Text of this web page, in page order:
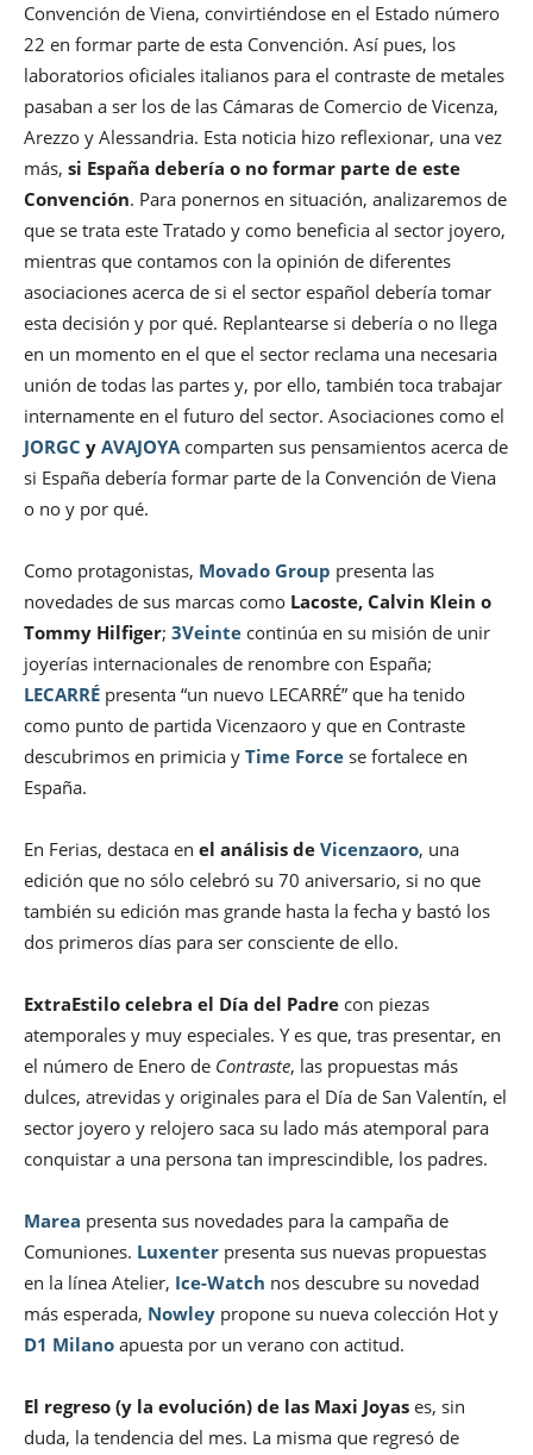
Convención de Viena, convirtiéndose en el Estado número
22 en formar parte de esta Convención. Así pues, los
laboratorios oficiales italianos para el contraste de metales
pasaban a ser los de las Cámaras de Comercio de Vicenza,
Arezzo y Alessandria. Esta noticia hizo reflexionar, una vez
más, si España debería o no formar parte de este
Convención. Para ponernos en situación, analizaremos de
que se trata este Tratado y como beneficia al sector joyero,
mientras que contamos con la opinión de diferentes
asociaciones acerca de si el sector español debería tomar
esta decisión y por qué. Replantearse si debería o no llega
en un momento en el que el sector reclama una necesaria
unión de todas las partes y, por ello, también toca trabajar
internamente en el futuro del sector. Asociaciones como el
JORGC y AVAJOYAcomparten sus pensamientos acerca de
si España debería formar parte de la Convención de Viena
o no y por qué.
Como protagonistas, Movado Group presenta las
novedades de sus marcas como Lacoste, Calvin Klein o
Tommy Hilfiger; 3Veinte continúa en su misión de unir
joyerías internacionales de renombre con España;
LECARRÉ presenta “un nuevo LECARRÉ” que ha tenido
como punto de partida Vicenzaoro y que en Contraste
descubrimos en primicia y Time Force se fortalece en
España.
En Ferias, destaca en el análisis de Vicenzaoro, una
edición que no sólo celebró su 70 aniversario, si no que
también su edición mas grande hasta la fecha y bastó los
dos primeros días para ser consciente de ello.
ExtraEstilo celebra el Día del Padre con piezas
atemporales y muy especiales. Y es que, tras presentar, en
el número de Enero de Contraste, las propuestas más
dulces, atrevidas y originales para el Día de San Valentín, el
sector joyero y relojero saca su lado más atemporal para
conquistar a una persona tan imprescindible, los padres.
Marea presenta sus novedades para la campaña de
Comuniones. Luxenter presenta sus nuevas propuestas
en la línea Atelier, Ice-Watch nos descubre su novedad
más esperada, Nowley propone su nueva colección Hot y
D1 Milano apuesta por un verano con actitud.
El regreso (y la evolución) de las Maxi Joyas es, sin
duda, la tendencia del mes. La misma que regresó de